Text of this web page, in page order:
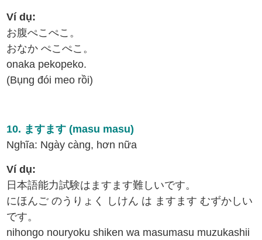
Ví dụ:
お腹ぺこぺこ。
おなか ぺこぺこ。
onaka pekopeko.
(Bụng đói meo rồi)
10. ますます (masu masu)
Nghĩa: Ngày càng, hơn nữa
Ví dụ:
日本語能力試験はますます難しいです。
にほんご のうりょく しけん は ますます むずかしい
です。
nihongo nouryoku shiken wa masumasu muzukashii